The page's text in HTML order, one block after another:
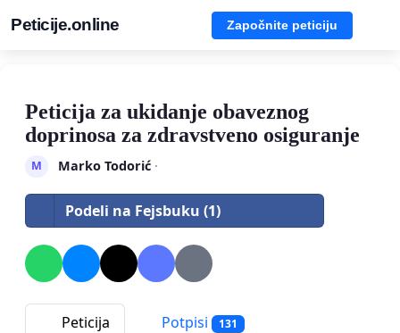
Peticije.online Započnite peticiju
Peticija za ukidanje obaveznog
doprinosa za zdravstveno osiguranje
M Marko Todorić·
Podeli na Fejsbuku (1)
Peticija Potpisi 131